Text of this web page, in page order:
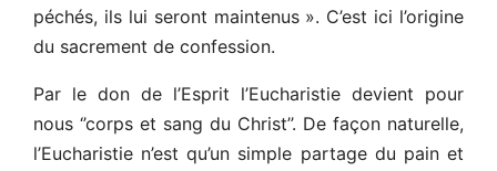
péchés, ils lui seront maintenus ». C’est ici l’origine
du sacrement de confession.
Par le don de l’Esprit l’Eucharistie devient pour
nous ‘’corps et sang du Christ’’. De façon naturelle,
l’Eucharistie n’est qu’un simple partage du pain et